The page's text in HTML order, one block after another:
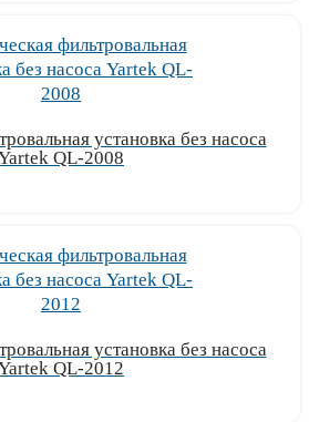
установка без насоса
QL-2008
установка без насоса
QL-2012